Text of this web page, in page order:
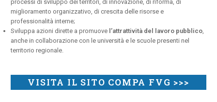
processi di sviluppo dei territori, di innovazione, di riforma, di
miglioramento organizzativo, di crescita delle risorse e
professionalità interne;
Sviluppa azioni dirette a promuove l’attrattività del lavoro pubblico,
anche in collaborazione con le università e le scuole presenti nel
territorio regionale.
VISITA IL SITO COMPA FVG >>>